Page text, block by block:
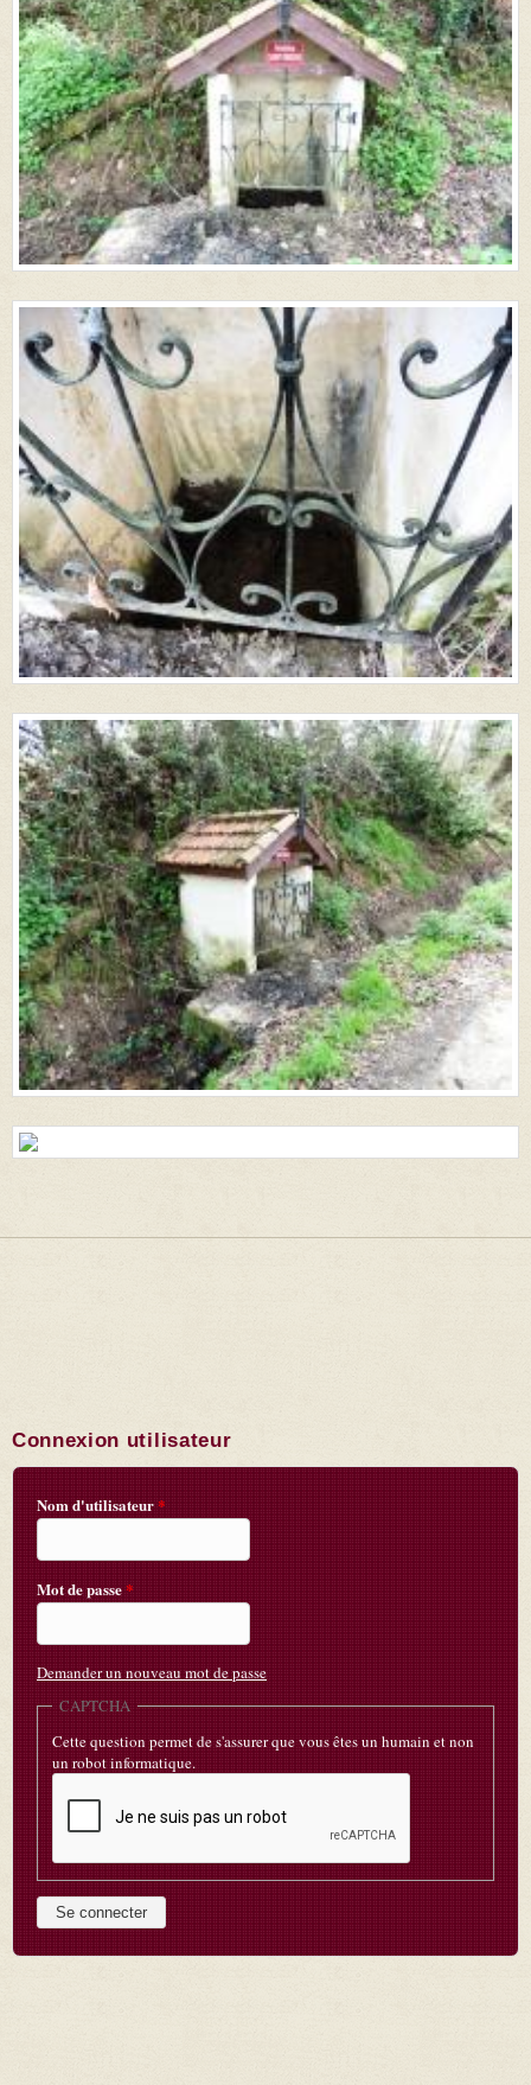
Connexion utilisateur
Nom d'utilisateur*
Mot de passe*
Demander un nouveau mot de passe
CAPTCHA
Cette question permet de s'assurer que vous êtes un humain et non
un robot informatique.